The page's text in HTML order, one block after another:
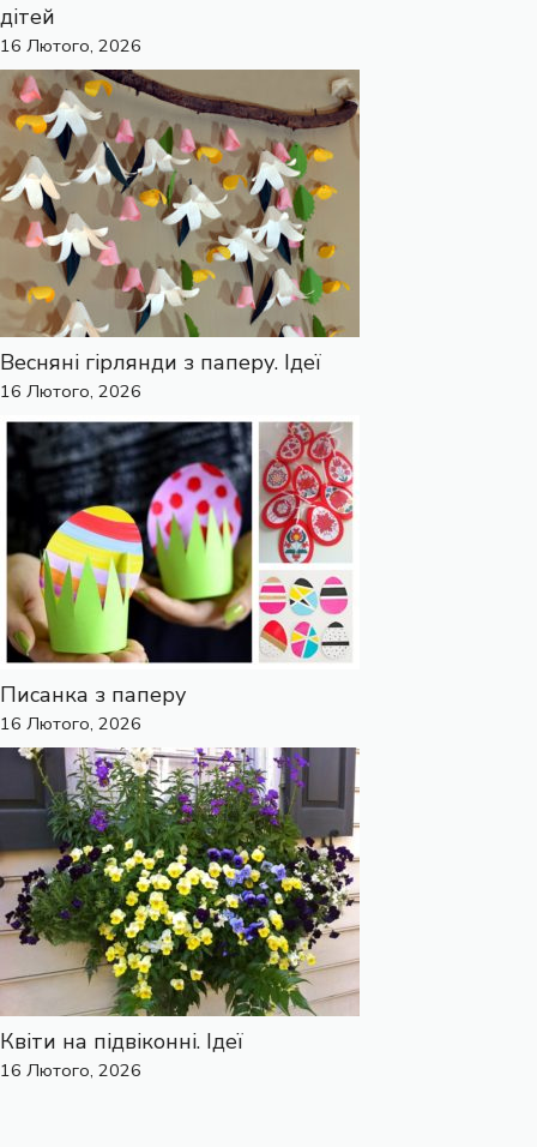
дітей
16 Лютого, 2026
Весняні гірлянди з паперу. Ідеї
16 Лютого, 2026
Писанка з паперу
16 Лютого, 2026
Квіти на підвіконні. Ідеї
16 Лютого, 2026